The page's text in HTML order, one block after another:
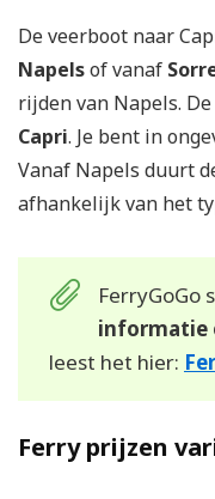
De veerboot naar
Napelsof vanaf
rijden van Napels.
Capri. Je bent in
Vanaf Napels duurt
afhankelijk van het
FerryGoGo
informatie
leest het hier:
Ferry prijzen